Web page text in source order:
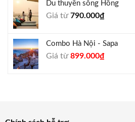
1.000.000₫.
là:
Du thuyền sông Hồng
Giá từ790.000₫
Combo Hà Nội - Sapa
Giá từGiá
899.000₫Giá